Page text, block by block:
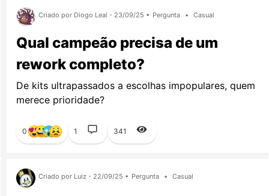
Criado por Diogo Leal - 23/09/25 • Pergunta • Casual
Qual campeão precisa de um
rework completo?
De kits ultrapassados a escolhas impopulares, quem
merece prioridade?
0 1 341
Criado por Luiz - 22/09/25 • Pergunta • Casual